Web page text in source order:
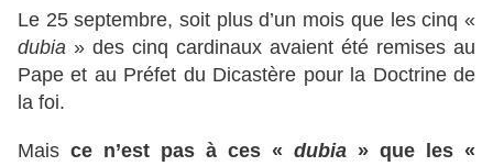
Le 25 septembre, soit plus d’un mois que les cinq «
dubia » des cinq cardinaux avaient été remises au
Pape et au Préfet du Dicastère pour la Doctrine de
la foi.
Mais ce n’est pas à ces « dubia » que les «